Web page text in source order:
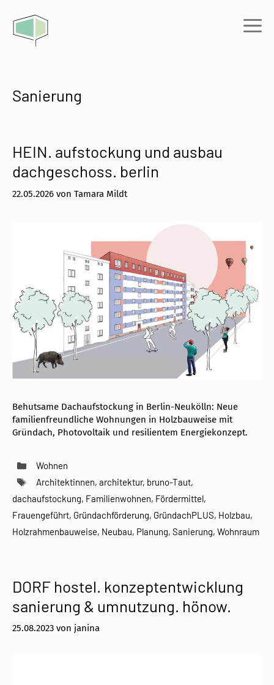
Inhalt
springen
Sanierung
HEIN. aufstockung und ausbau
dachgeschoss. berlin
22.05.2026 von Tamara Mildt
Behutsame Dachaufstockung in Berlin-Neukölln: Neue
familienfreundliche Wohnungen in Holzbauweise mit
Gründach, Photovoltaik und resilientem Energiekonzept.
Kategorien
Wohnen
Schlagwörter
Architektinnen, architektur, bruno-Taut,
dachaufstockung, Familienwohnen, Fördermittel,
Frauengeführt, Gründachförderung, GründachPLUS, Holzbau,
Holzrahmenbauweise, Neubau, Planung, Sanierung, Wohnraum
DORF hostel. konzeptentwicklung
sanierung & umnutzung. hönow.
25.08.2023 von janina